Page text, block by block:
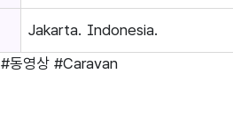
Jakarta. Indonesia.
#동영상 #Caravan